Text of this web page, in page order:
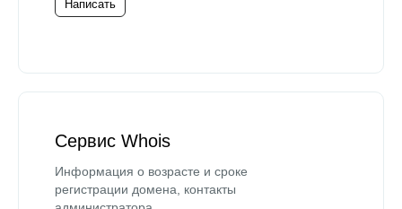
Написать
Сервис Whois
Информация о возрасте и сроке
регистрации домена, контакты